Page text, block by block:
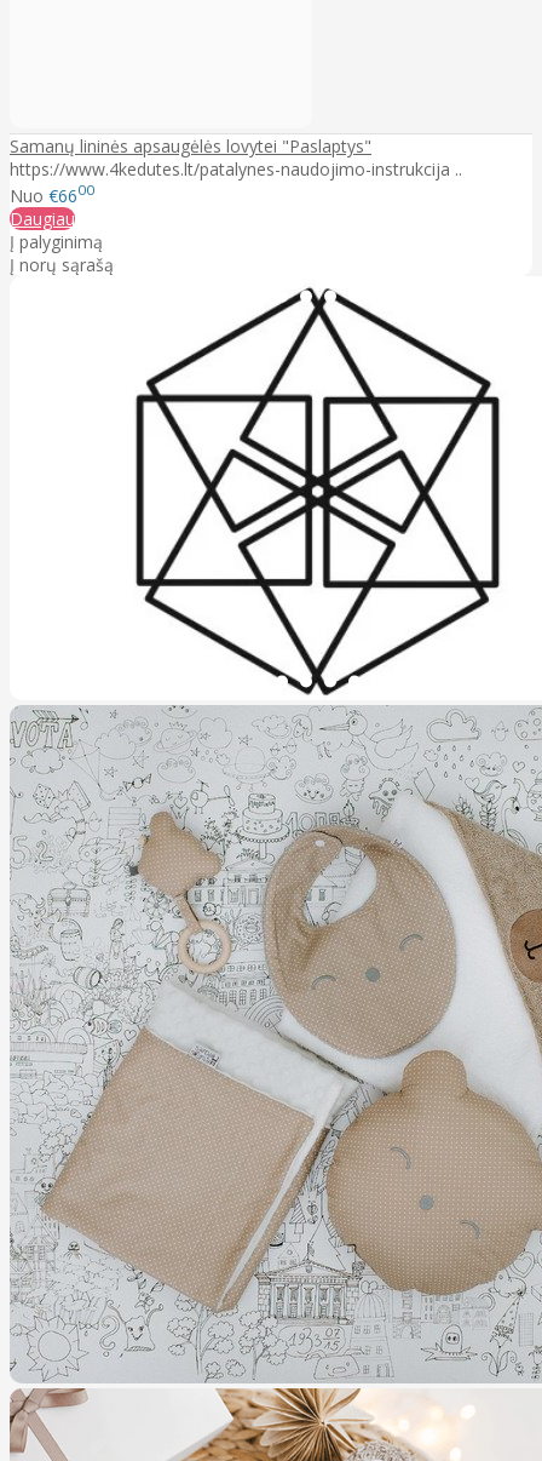
Samanų lininės apsaugėlės lovytei "Paslaptys"
https://www.4kedutes.lt/patalynes-naudojimo-instrukcija ..
Nuo €6600
Daugiau
Į palyginimą
Į norų sąrašą